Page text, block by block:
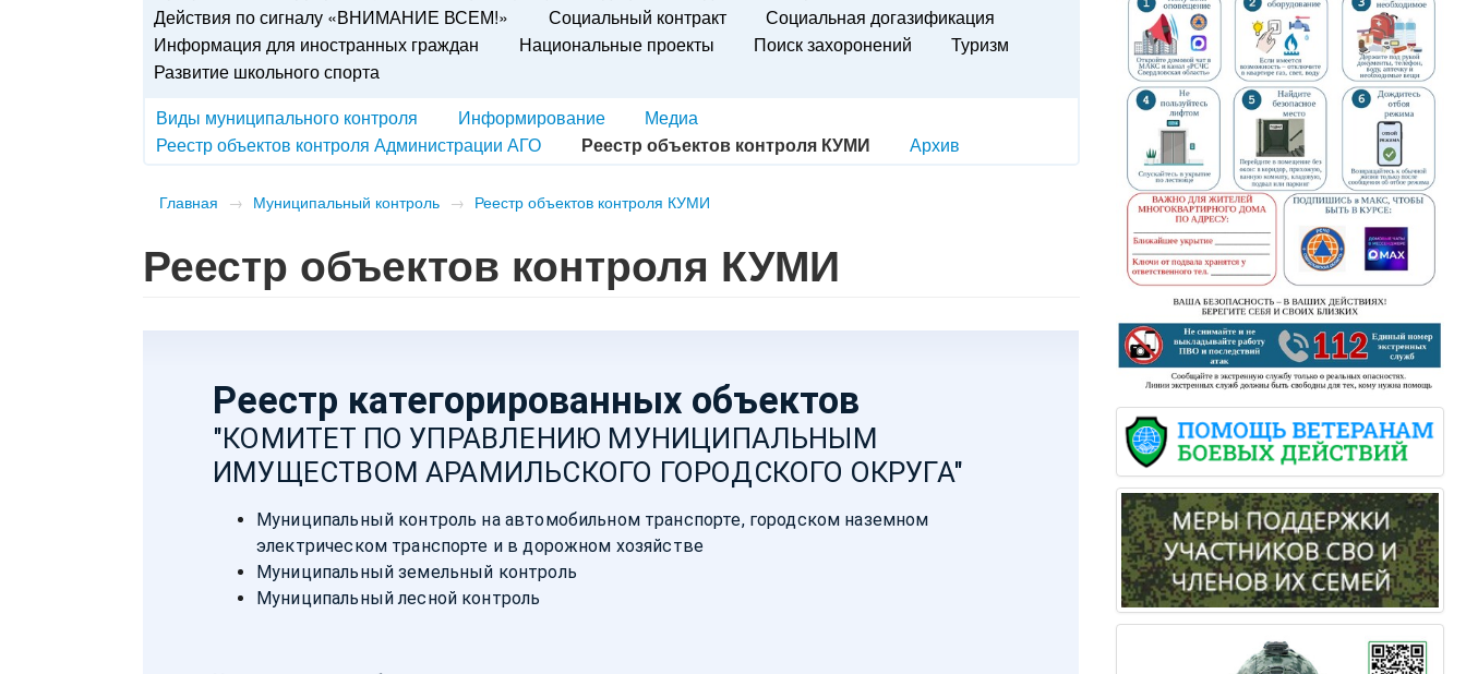
Действия по сигналу «ВНИМАНИЕ ВСЕМ!»
Социальный контракт
Социальная догазификация
Информация для иностранных граждан
Национальные проекты Поиск захоронений
Туризм
Развитие школьного спорта
Виды муниципального контроля
Информирование
Медиа
Реестр объектов контроля Администрации АГО
Реестр объектов контроля КУМИ Архив
Главная → Муниципальный контроль → Реестр объектов контроля КУМИ
Реестр объектов контроля КУМИ